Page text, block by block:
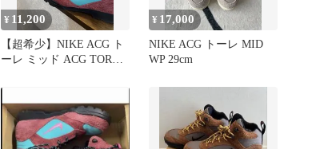
¥ 11,200
【超希少】NIKE ACG ト
ーレ ミッド ACG TORRE
¥ 17,000
NIKE ACG トーレ MID
WP 29cm